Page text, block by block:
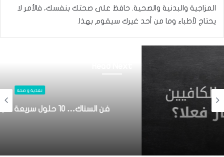
المزاجية والبدنية والصحية. حافظ على صحتك بنفسك، فالأمر لا
يحتاج لأطباء وما من أحد غيرك سيقوم بهذا.
فن السناك… ١٠ حلول سريعة لتجنب شره الطعام